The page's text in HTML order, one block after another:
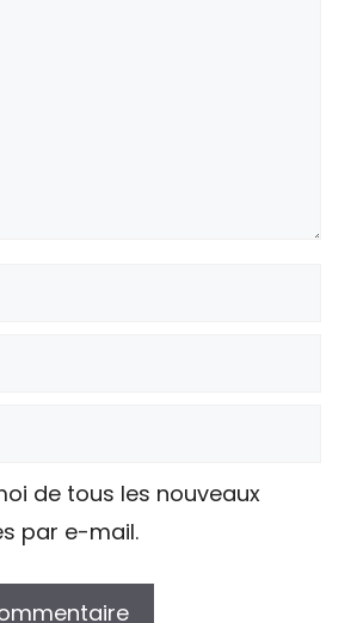
de tous les nouveaux
par e-mail.